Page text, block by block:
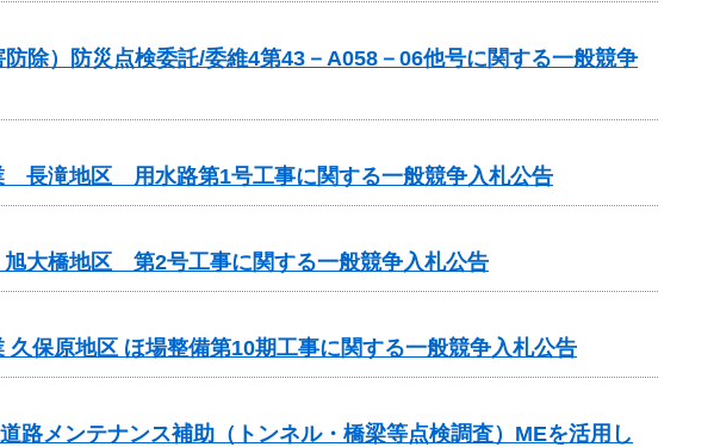
除）防災点検委託/委維4第43－A058－06他号に関する一般競争
長滝地区 用水路第1号工事に関する一般競争入札公告
大橋地区 第2号工事に関する一般競争入札公告
久保原地区 ほ場整備第10期工事に関する一般競争入札公告
メンテナンス補助（トンネル・橋梁等点検調査）MEを活用し